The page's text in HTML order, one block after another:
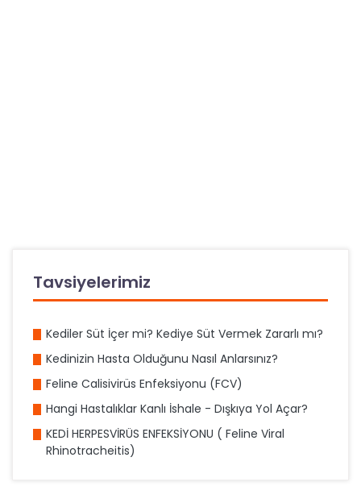
Tavsiyelerimiz
Kediler Süt İçer mi? Kediye Süt Vermek Zararlı mı?
Kedinizin Hasta Olduğunu Nasıl Anlarsınız?
Feline Calisivirüs Enfeksiyonu (FCV)
Hangi Hastalıklar Kanlı İshale - Dışkıya Yol Açar?
KEDİ HERPESVİRÜS ENFEKSİYONU ( Feline Viral
Rhinotracheitis)